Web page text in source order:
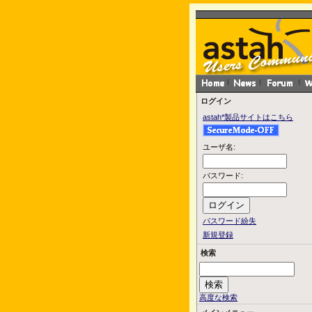
ログイン
astah*製品サイトはこちら
ユーザ名:
パスワード:
パスワード紛失
新規登録
検索
高度な検索